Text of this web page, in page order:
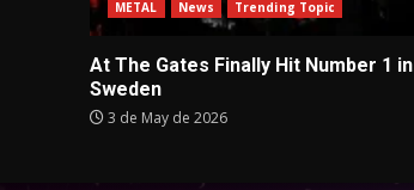
METAL News Trending Topic
At The Gates Finally Hit Number 1 in
Sweden
3 de May de 2026